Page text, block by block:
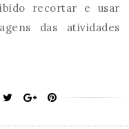
recortar e usar
das atividades